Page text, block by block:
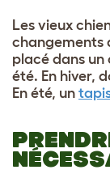
Les vieux
changements
placé dans un
été. En hiver,
En été, un